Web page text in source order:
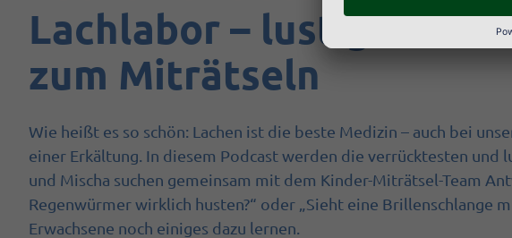
Lachlabor – lustiges
zum Miträtseln
Wie heißt es so schön: Lachen ist die beste Medizin – auch bei
einer Erkältung. In diesem Podcast werden die verrücktesten
und Mischa suchen gemeinsam mit dem Kinder-Miträtsel-Team
Regenwürmer wirklich husten?“ oder „Sieht eine Brillenschlange
Erwachsene noch einiges dazu lernen.